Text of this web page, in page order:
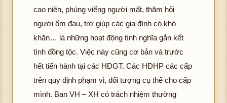
cao niên, phúng viếng người mất, thăm hỏi
người ốm đau, trợ giúp các gia đình có khó
khăn… là những hoạt động tình nghĩa gắn kết
tình đồng tộc. Việc này cũng cơ bản và trước
hết tiến hành tại các HĐGT. Các HĐHP các cấp
trên quy định phạm vi, đối tượng cụ thể cho cấp
mình. Ban VH – XH có trách nhiệm thường